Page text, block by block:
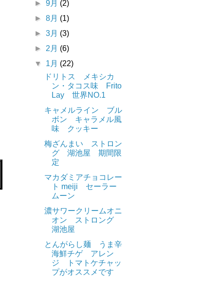
►9月 (2)
►8月 (1)
►3月 (3)
► 2月 (6)
▼ 1月 (22)
ドリトス メキシカ
ン・タコス味 Frito
Lay 世界NO.1
キャメルライン ブル
ボン キャラメル風
味 クッキー
梅ざんまい ストロン
グ 湖池屋 期間限
定
マカダミアチョコレー
ト meiji セーラー
ムーン
濃サワークリームオニ
オン ストロング
湖池屋
とんがらし麺 うま辛
海鮮チゲ アレン
ジ トマトケチャッ
プがオススメです